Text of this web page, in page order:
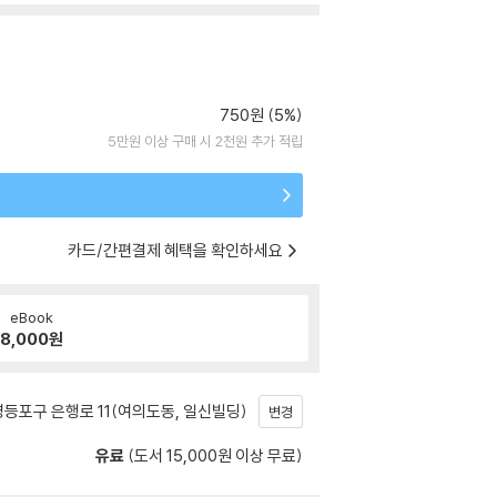
750원 (5%)
5만원 이상 구매 시 2천원 추가 적립
카드/간편결제 혜택을 확인하세요
eBook
8,000원
포구 은행로 11(여의도동, 일신빌딩) 변경
유료 (도서 15,000원 이상 무료)